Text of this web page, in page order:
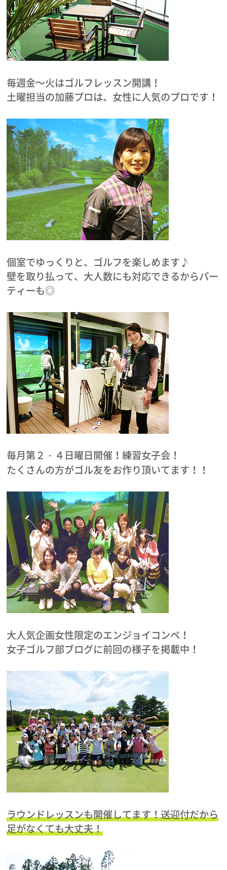
毎週金～火はゴルフレッスン開講！
土曜担当の加藤プロは、女性に人気のプロです！
個室でゆっくりと、ゴルフを楽しめます♪
壁を取り払って、大人数にも対応できるからパー
ティーも◎
毎月第２・４日曜日開催！練習女子会！
たくさんの方がゴル友をお作り頂いてます！！
大人気企画女性限定のエンジョイコンペ！
女子ゴルフ部ブログに前回の様子を掲載中！
ラウンドレッスンも開催してます！送迎付だから
足がなくても大丈夫！